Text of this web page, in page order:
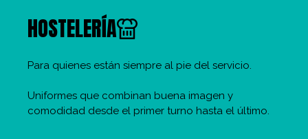
HOSTELERÍA
Para quienes están siempre al pie del servicio.
Uniformes que combinan buena imagen y
comodidad desde el primer turno hasta el último.